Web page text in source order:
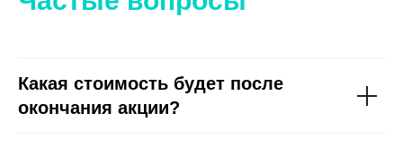
Какая стоимость будет после
окончания акции?